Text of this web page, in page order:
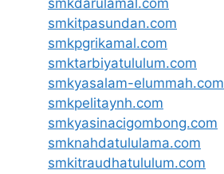
smkitpasundan.com
smkpgrikamal.com
smktarbiyatululum.com
smkyasalam-elummah.com
smkpelitaynh.com
smkyasinacigombong.com
smknahdatululama.com
smkitraudhatululum.com